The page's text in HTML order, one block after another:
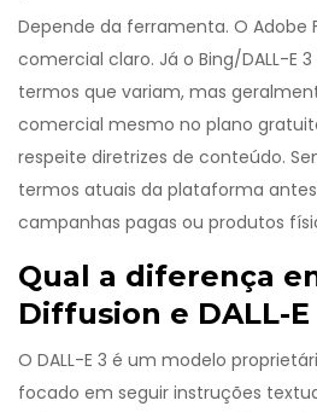
Depende da ferramenta. O Adobe
comercial claro. Já o Bing/DALL-E
termos que variam, mas
comercial mesmo no plano
respeite diretrizes de conteúdo.
termos atuais da plataforma
campanhas pagas ou produtos
Qual a diferença
Diffusion e DALL-E
O DALL-E 3 é um modelo
focado em seguir instruções